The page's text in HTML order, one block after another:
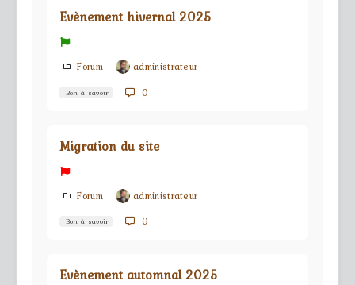
Evènement hivernal 2025
Forum administrateur
Bon à savoir 0
Migration du site
Forum administrateur
Bon à savoir 0
Evènement automnal 2025